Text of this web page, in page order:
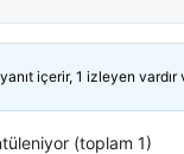
içerir, 1 izleyen vardır
(toplam 1)